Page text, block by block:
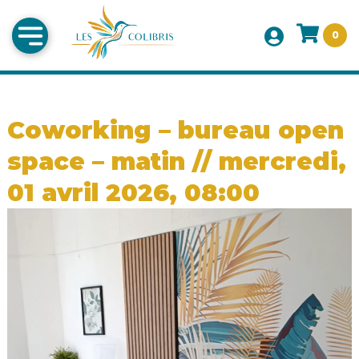
0
Coworking – bureau open
space – matin // mercredi,
01 avril 2026, 08:00